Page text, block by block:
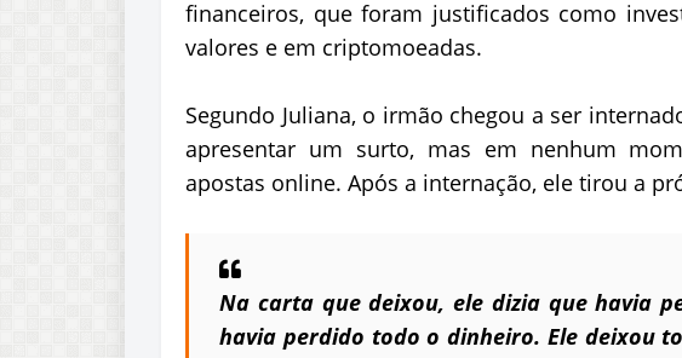
financeiros, que foram justificados como
valores e em criptomoeadas.
Segundo Juliana, o irmão chegou a ser
apresentar um surto, mas em nenhum
apostas online. Após a internação, ele tirou a
Na carta que deixou, ele dizia que havia
havia perdido todo o dinheiro. Ele deixou